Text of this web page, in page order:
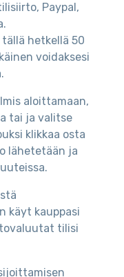
Paypal,
tällä hetkellä 50
voidaksesi
aloittamaan,
tai ja valitse
klikkaa osta
lähetetään ja
käyt kauppasi
tilisi